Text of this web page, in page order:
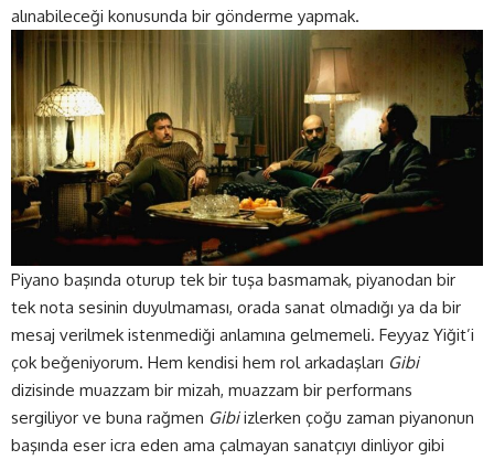
alınabileceği konusunda bir gönderme yapmak.
Piyano başında oturup tek bir tuşa basmamak, piyanodan bir
tek nota sesinin duyulmaması, orada sanat olmadığı ya da bir
mesaj verilmek istenmediği anlamına gelmemeli. Feyyaz Yiğit’i
çok beğeniyorum. Hem kendisi hem rol arkadaşları Gibi
dizisinde muazzam bir mizah, muazzam bir performans
sergiliyor ve buna rağmen Gibiizlerken çoğu zaman piyanonun
başında eser icra eden ama çalmayan sanatçıyı dinliyor gibi